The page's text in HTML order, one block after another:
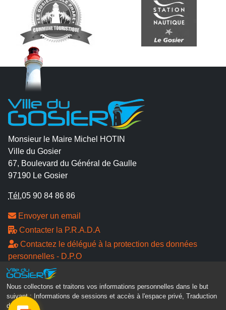
Nous collectons et traitons vos informations personnelles dans le but
suivant :
Informations de sessions et accès à l'espace privé, Traduction
des pages .
Monsieur le Maire Michel HOTIN
Ville du Gosier
67, Boulevard du Général de Gaulle
97190 Le Gosier
Tél.05 90 84 86 86
Envoyer un email
Contacter la P.R.A.D.A
Contactez le délégué à la protection des données
personnelles - D.P.O
Suivez-nous